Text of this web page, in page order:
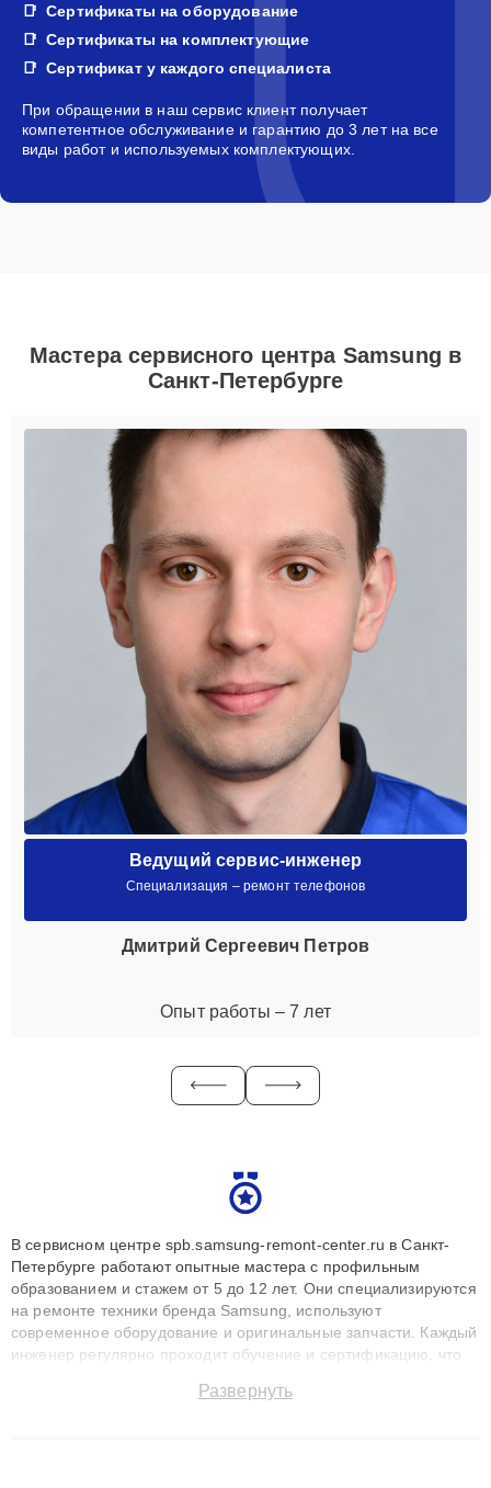
Сертификаты на оборудование
Сертификаты на комплектующие
Сертификат у каждого специалиста
При обращении в наш сервис клиент получает
компетентное обслуживание и гарантию до 3 лет на все
виды работ и используемых комплектующих.
Мастера сервисного центра Samsung в
Санкт-Петербурге
Ведущий сервис-инженер
Специализация – ремонт телефонов
Дмитрий Сергеевич Петров
Опыт работы – 7 лет
В сервисном центре spb.samsung-remont-center.ru в Санкт-
Петербурге работают опытные мастера с профильным
образованием и стажем от 5 до 12 лет. Они специализируются
на ремонте техники бренда Samsung, используют
современное оборудование и оригинальные запчасти. Каждый
инженер регулярно проходит обучение и сертификацию, что
восстанавливать технику с сохранением гарантии до 3 лет.
Развернуть